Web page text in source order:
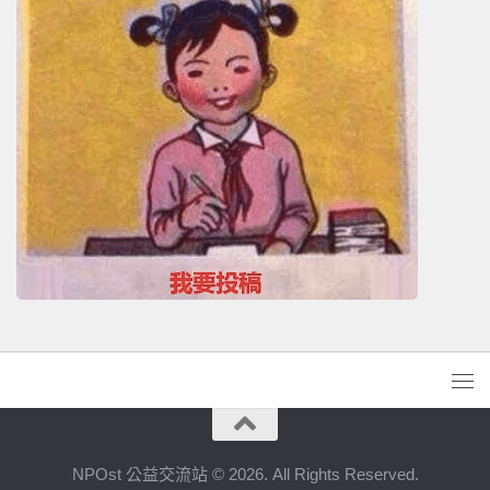
NPOst 公益交流站 © 2026. All Rights Reserved.